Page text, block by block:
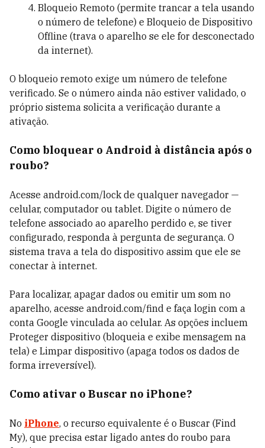
Bloqueio Remoto (permite trancar a tela usando
o número de telefone) e Bloqueio de Dispositivo
Offline (trava o aparelho se ele for desconectado
da internet).
O bloqueio remoto exige um número de telefone
verificado. Se o número ainda não estiver validado, o
próprio sistema solicita a verificação durante a
ativação.
Como bloquear o Android à distância após o
roubo?
Acesse android.com/lock de qualquer navegador —
celular, computador ou tablet. Digite o número de
telefone associado ao aparelho perdido e, se tiver
configurado, responda à pergunta de segurança. O
sistema trava a tela do dispositivo assim que ele se
conectar à internet.
Para localizar, apagar dados ou emitir um som no
aparelho, acesse android.com/find e faça login com a
conta Google vinculada ao celular. As opções incluem
Proteger dispositivo (bloqueia e exibe mensagem na
tela) e Limpar dispositivo (apaga todos os dados de
forma irreversível).
Como ativar o Buscar no iPhone?
No iPhone, o recurso equivalente é o Buscar (Find
My), que precisa estar ligado antes do roubo para